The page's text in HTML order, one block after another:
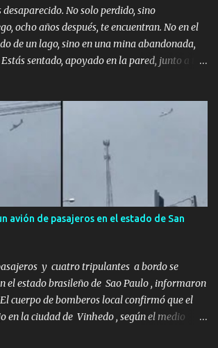
No solo perdido, sino
ocho años después, te encuentran. No en el
de un lago, sino en una mina abandonada,
sentado, apoyado en la pared, junto a tu
de película. Esta es la historia real de
historia de cómo un viaje de tres días al
en un misterio de ocho años, cuya respuesta
de lo que nadie podría haber
Colorado. Ella tenía 26 años. Él, 28. No eran
extremos ni expertos en supervivencia.
personas que se amaban y querían pasar
de la ciudad. Su plan era de lo más sencillo.
confiable auto, con...
avión de pasajeros en el estado de San
y cuatro tripulantes a bordo se
el estado brasileño de Sao Paulo , informaron
cuerpo de bomberos local confirmó que el
en la ciudad de Vinhedo , según el medio